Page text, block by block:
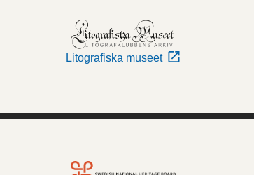
Litografiska museet